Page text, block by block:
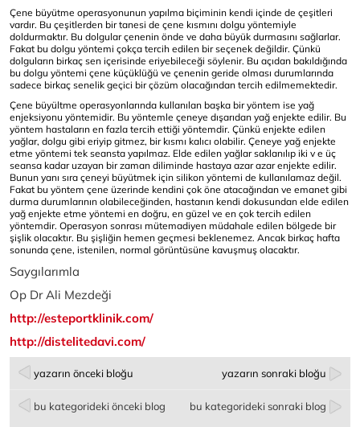
Çene büyütme operasyonunun yapılma biçiminin kendi içinde de çeşitleri
vardır. Bu çeşitlerden bir tanesi de çene kısmını dolgu yöntemiyle
doldurmaktır. Bu dolgular çenenin önde ve daha büyük durmasını sağlarlar.
Fakat bu dolgu yöntemi çokça tercih edilen bir seçenek değildir. Çünkü
dolguların birkaç sen içerisinde eriyebileceği söylenir. Bu açıdan bakıldığında
bu dolgu yöntemi çene küçüklüğü ve çenenin geride olması durumlarında
sadece birkaç senelik geçici bir çözüm olacağından tercih edilmemektedir.
Çene büyültme operasyonlarında kullanılan başka bir yöntem ise yağ
enjeksiyonu yöntemidir. Bu yöntemle çeneye dışarıdan yağ enjekte edilir. Bu
yöntem hastaların en fazla tercih ettiği yöntemdir. Çünkü enjekte edilen
yağlar, dolgu gibi eriyip gitmez, bir kısmı kalıcı olabilir. Çeneye yağ enjekte
etme yöntemi tek seansta yapılmaz. Elde edilen yağlar saklanılıp iki v e üç
seansa kadar uzayan bir zaman diliminde hastaya azar azar enjekte edilir.
Bunun yanı sıra çeneyi büyütmek için silikon yöntemi de kullanılamaz değil.
Fakat bu yöntem çene üzerinde kendini çok öne atacağından ve emanet gibi
durma durumlarının olabileceğinden, hastanın kendi dokusundan elde edilen
yağ enjekte etme yöntemi en doğru, en güzel ve en çok tercih edilen
yöntemdir. Operasyon sonrası mütemadiyen müdahale edilen bölgede bir
şişlik olacaktır. Bu şişliğin hemen geçmesi beklenemez. Ancak birkaç hafta
sonunda çene, istenilen, normal görüntüsüne kavuşmuş olacaktır.
Saygılarımla
Op Dr Ali Mezdeği
http://esteportklinik.com/
http://distelitedavi.com/
yazarın önceki bloğu yazarın sonraki bloğu
bu kategorideki önceki blog bu kategorideki sonraki blog